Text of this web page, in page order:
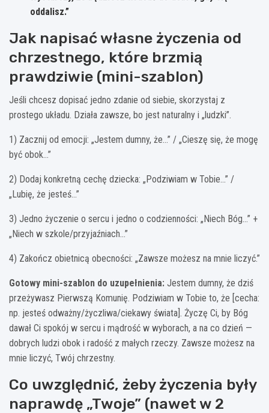
oddalisz.”
Jak napisać własne życzenia od
chrzestnego, które brzmią
prawdziwie (mini-szablon)
Jeśli chcesz dopisać jedno zdanie od siebie, skorzystaj z
prostego układu. Działa zawsze, bo jest naturalny i „ludzki”.
1) Zacznij od emocji: „Jestem dumny, że…” / „Cieszę się, że mogę
być obok…”
2) Dodaj konkretną cechę dziecka: „Podziwiam w Tobie…” /
„Lubię, że jesteś…”
3) Jedno życzenie o sercu i jedno o codzienności: „Niech Bóg…” +
„Niech w szkole/przyjaźniach…”
4) Zakończ obietnicą obecności: „Zawsze możesz na mnie liczyć.”
Gotowy mini-szablon do uzupełnienia: Jestem dumny, że dziś
przeżywasz Pierwszą Komunię. Podziwiam w Tobie to, że [cecha:
np. jesteś odważny/życzliwa/ciekawy świata]. Życzę Ci, by Bóg
dawał Ci spokój w sercu i mądrość w wyborach, a na co dzień —
dobrych ludzi obok i radość z małych rzeczy. Zawsze możesz na
mnie liczyć, Twój chrzestny.
Co uwzględnić, żeby życzenia były
naprawdę „Twoje” (nawet w 2